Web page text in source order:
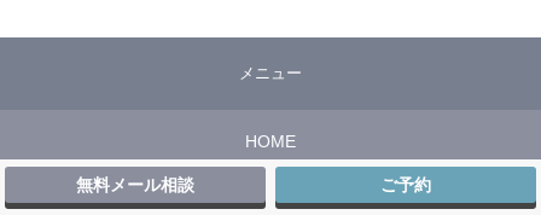
メニュー
HOME
お悩み一覧・施術一覧
無料メール相談 ご予約